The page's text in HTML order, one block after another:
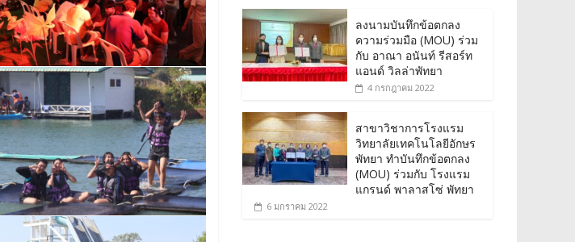
ลงนามบันทึกข้อตกลง
ความร่วมมือ (MOU) ร่วม
กับ อาณา อนันท์ รีสอร์ท
แอนด์ วิลล่าพัทยา
4 กรกฎาคม 2022
สาขาวิชาการโรงแรม
วิทยาลัยเทคโนโลยีอักษร
พัทยา ทำบันทึกข้อตกลง
(MOU) ร่วมกับ โรงแรม
แกรนด์ พาลาสโซ่ พัทยา
6 มกราคม 2022